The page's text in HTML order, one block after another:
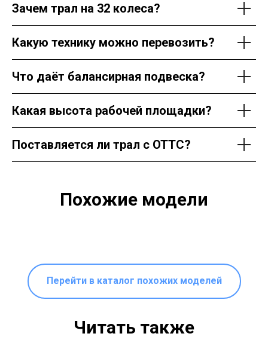
Зачем трал на 32 колеса?
Какую технику можно перевозить?
Что даёт балансирная подвеска?
Какая высота рабочей площадки?
Поставляется ли трал с ОТТС?
Похожие модели
Перейти в каталог похожих моделей
Читать также